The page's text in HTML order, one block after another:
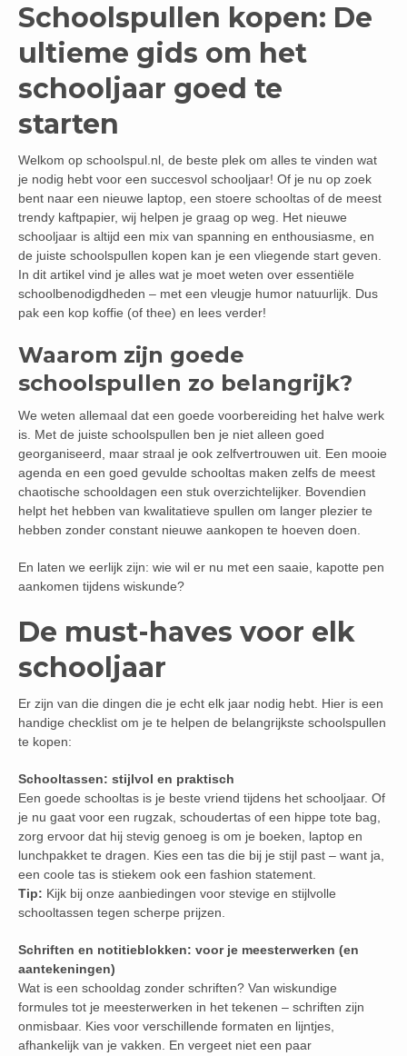
Schoolspullen kopen: De
ultieme gids om het
schooljaar goed te
starten
Welkom op schoolspul.nl, de beste plek om alles te vinden wat
je nodig hebt voor een succesvol schooljaar! Of je nu op zoek
bent naar een nieuwe laptop, een stoere schooltas of de meest
trendy kaftpapier, wij helpen je graag op weg. Het nieuwe
schooljaar is altijd een mix van spanning en enthousiasme, en
de juiste schoolspullen kopen kan je een vliegende start geven.
In dit artikel vind je alles wat je moet weten over essentiële
schoolbenodigdheden – met een vleugje humor natuurlijk. Dus
pak een kop koffie (of thee) en lees verder!
Waarom zijn goede
schoolspullen zo belangrijk?
We weten allemaal dat een goede voorbereiding het halve werk
is. Met de juiste schoolspullen ben je niet alleen goed
georganiseerd, maar straal je ook zelfvertrouwen uit. Een mooie
agenda en een goed gevulde schooltas maken zelfs de meest
chaotische schooldagen een stuk overzichtelijker. Bovendien
helpt het hebben van kwalitatieve spullen om langer plezier te
hebben zonder constant nieuwe aankopen te hoeven doen.
En laten we eerlijk zijn: wie wil er nu met een saaie, kapotte pen
aankomen tijdens wiskunde?
De must-haves voor elk
schooljaar
Er zijn van die dingen die je echt elk jaar nodig hebt. Hier is een
handige checklist om je te helpen de belangrijkste schoolspullen
te kopen:
Schooltassen: stijlvol en praktisch
Een goede schooltas is je beste vriend tijdens het schooljaar. Of
je nu gaat voor een rugzak, schoudertas of een hippe tote bag,
zorg ervoor dat hij stevig genoeg is om je boeken, laptop en
lunchpakket te dragen. Kies een tas die bij je stijl past – want ja,
een coole tas is stiekem ook een fashion statement.
Tip: Kijk bij onze aanbiedingen voor stevige en stijlvolle
schooltassen tegen scherpe prijzen.
Schriften en notitieblokken: voor je meesterwerken (en
aantekeningen)
Wat is een schooldag zonder schriften? Van wiskundige
formules tot je meesterwerken in het tekenen – schriften zijn
onmisbaar. Kies voor verschillende formaten en lijntjes,
afhankelijk van je vakken. En vergeet niet een paar